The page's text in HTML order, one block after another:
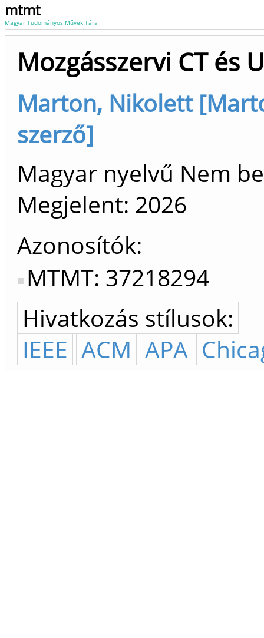
mtmt
Magyar Tudományos Művek Tára
Mozgásszervi CT és
Marton, Nikolett
szerző]
Magyar nyelvű Nem
Megjelent: 2026
Azonosítók
MTMT: 37218294
Hivatkozás stílusok:
IEEE ACM APA